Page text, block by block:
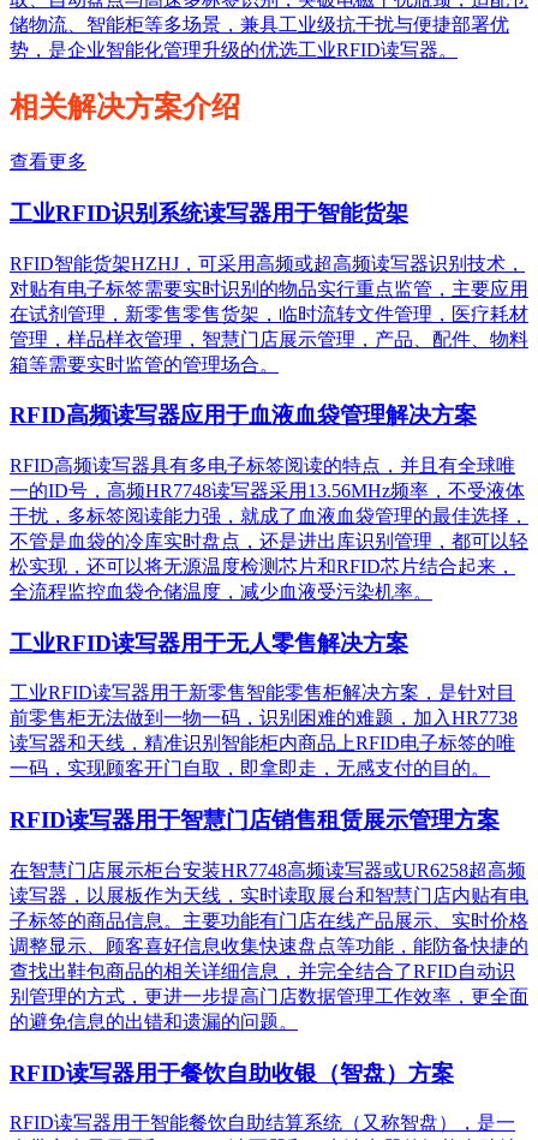
储物流、智能柜等多场景，兼具工业级抗干扰与便捷部署优
势，是企业智能化管理升级的优选工业RFID读写器。
相关解决方案介绍
查看更多
工业RFID识别系统读写器用于智能货架
RFID智能货架HZHJ，可采用高频或超高频读写器识别技术，
对贴有电子标签需要实时识别的物品实行重点监管，主要应用
在试剂管理，新零售零售货架，临时流转文件管理，医疗耗材
管理，样品样衣管理，智慧门店展示管理，产品、配件、物料
箱等需要实时监管的管理场合。
RFID高频读写器应用于血液血袋管理解决方案
RFID高频读写器具有多电子标签阅读的特点，并且有全球唯
一的ID号，高频HR7748读写器采用13.56MHz频率，不受液体
干扰，多标签阅读能力强，就成了血液血袋管理的最佳选择，
不管是血袋的冷库实时盘点，还是进出库识别管理，都可以轻
松实现，还可以将无源温度检测芯片和RFID芯片结合起来，
全流程监控血袋仓储温度，减少血液受污染机率。
工业RFID读写器用于无人零售解决方案
工业RFID读写器用于新零售智能零售柜解决方案，是针对目
前零售柜无法做到一物一码，识别困难的难题，加入HR7738
读写器和天线，精准识别​智能柜内商品上RFID电子标签的唯
一码，实现顾客开门自取，即拿即走，无感支付的目的。
RFID读写器用于智慧门店销售租赁展示管理方案
在智慧门店展示柜台安装HR7748高频读写器或UR6258超高频
读写器，以展板作为天线，实时读取展台和智慧门店内贴有电
子标签的商品信息。主要功能有门店在线产品展示、实时价格
调整显示、顾客喜好信息收集快速盘点等功能，能防备快捷的
查找出鞋包商品的相关详细信息，并完全结合了RFID自动识
别管理的方式，更进一步提高门店数据管理工作效率，更全面
的避免信息的出错和遗漏的问题。
RFID读写器用于餐饮自助收银（智盘）方案
RFID读写器用于智能餐饮自助结算系统（又称智盘），是一